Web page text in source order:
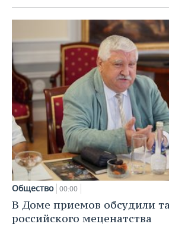
Общество 00:00
В Доме приемов обсудили
российского меценатства